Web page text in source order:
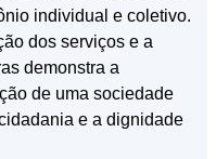
individual e coletivo.
dos serviços e a
demonstra a
de uma sociedade
e a dignidade